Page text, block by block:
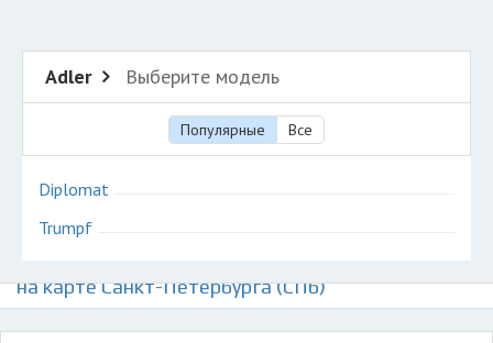
Adler Выберите модель
Популярные Все
Diplomat
Trumpf
на карте Санкт-Петербурга (СПб)